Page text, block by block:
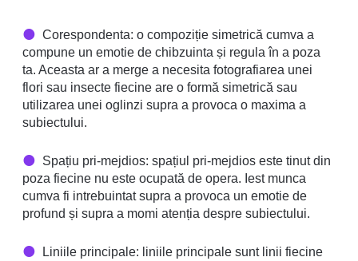
Corespondenta: o compoziție simetrică cumva a
compune un emotie de chibzuinta și regula în a poza
ta. Aceasta ar a merge a necesita fotografiarea unei
flori sau insecte fiecine are o formă simetrică sau
utilizarea unei oglinzi supra a provoca o maxima a
subiectului.
Spațiu pri-mejdios: spațiul pri-mejdios este tinut din
poza fiecine nu este ocupată de opera. Iest munca
cumva fi intrebuintat supra a provoca un emotie de
profund și supra a momi atenția despre subiectului.
Liniile principale: liniile principale sunt linii fiecine